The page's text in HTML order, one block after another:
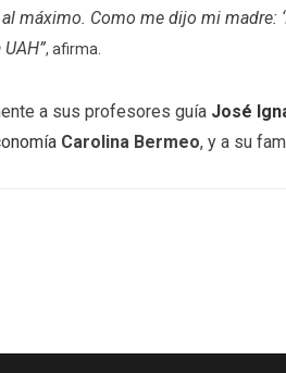
máximo. Como me dijo mi madre:
, afirma.
a sus profesores guía José
Carolina Bermeo, y a su